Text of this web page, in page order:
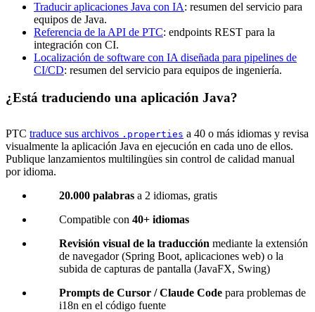
Traducir aplicaciones Java con IA: resumen del servicio para
equipos de Java.
Referencia de la API de PTC: endpoints REST para la
integración con CI.
Localización de software con IA diseñada para pipelines de
CI/CD: resumen del servicio para equipos de ingeniería.
¿Está traduciendo una aplicación Java?
PTC traduce sus archivos .properties a 40 o más idiomas y revisa
visualmente la aplicación Java en ejecución en cada uno de ellos.
Publique lanzamientos multilingües sin control de calidad manual
por idioma.
20.000 palabras a 2 idiomas, gratis
Compatible con 40+ idiomas
Revisión visual de la traducción mediante la extensión
de navegador (Spring Boot, aplicaciones web) o la
subida de capturas de pantalla (JavaFX, Swing)
Prompts de Cursor / Claude Code para problemas de
i18n en el código fuente